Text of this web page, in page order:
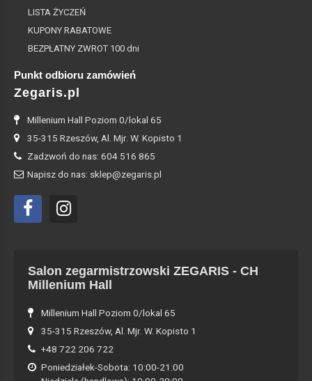
LISTA ŻYCZEŃ
KUPONY RABATOWE
BEZPŁATNY ZWROT 100 dni
Punkt odbioru zamówień
Zegaris.pl
Millenium Hall Poziom 0/lokal 65
35-315 Rzeszów, Al. Mjr. W. Kopisto 1
Zadzwoń do nas: 604 516 865
Napisz do nas: sklep@zegaris.pl
Salon zegarmistrzowski ZEGARIS - CH
Millenium Hall
Millenium Hall Poziom 0/lokal 65
35-315 Rzeszów, Al. Mjr. W. Kopisto 1
+48 722 206 722
Poniedziałek-Sobota: 10:00-21:00